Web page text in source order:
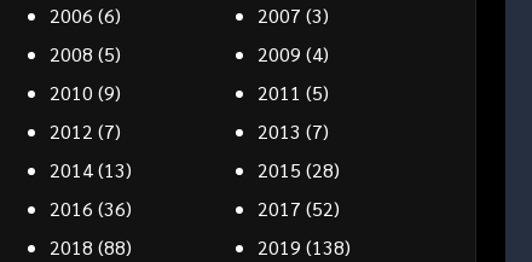
2006 (6) 2007 (3)
2008 (5) 2009 (4)
2010 (9) 2011 (5)
2012 (7) 2013 (7)
2014(13) 2015 (28)
2016 (36) 2017 (52)
2018 (88) 2019 (138)